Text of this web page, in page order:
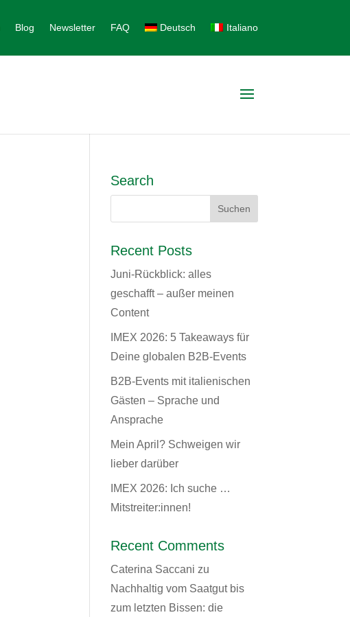
Blog Newsletter FAQ Deutsch Italiano
Search
Recent Posts
Juni-Rückblick: alles
geschafft – außer meinen
Content
IMEX 2026: 5 Takeaways für
Deine globalen B2B-Events
B2B-Events mit italienischen
Gästen – Sprache und
Ansprache
Mein April? Schweigen wir
lieber darüber
IMEX 2026: Ich suche …
Mitstreiter:innen!
Recent Comments
Caterina Saccani zu
Nachhaltig vom Saatgut bis
zum letzten Bissen: die